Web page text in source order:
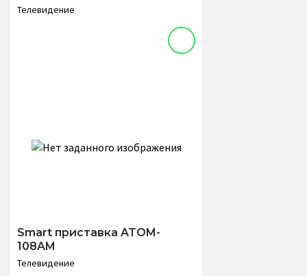
Телевидение
Smart приставка ATOM-
108AM
Телевидение